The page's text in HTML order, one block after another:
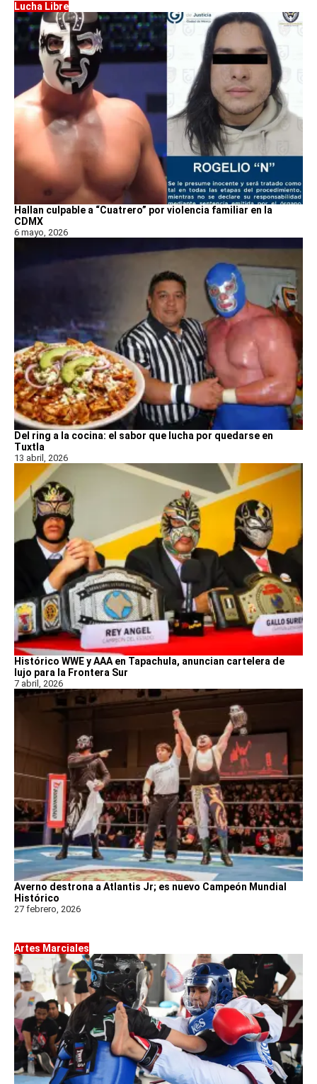
Lucha Libre
Hallan culpable a “Cuatrero” por violencia familiar en la
CDMX
6 mayo, 2026
Del ring a la cocina: el sabor que lucha por quedarse en
Tuxtla
13 abril, 2026
Histórico WWE y AAA en Tapachula, anuncian cartelera de
lujo para la Frontera Sur
7 abril, 2026
Averno destrona a Atlantis Jr; es nuevo Campeón Mundial
Histórico
27 febrero, 2026
Artes Marciales